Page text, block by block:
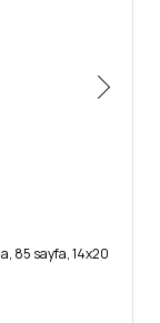
85 sayfa, 14x20